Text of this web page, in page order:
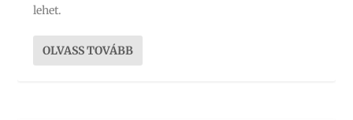
lehet.
OLVASS TOVÁBB